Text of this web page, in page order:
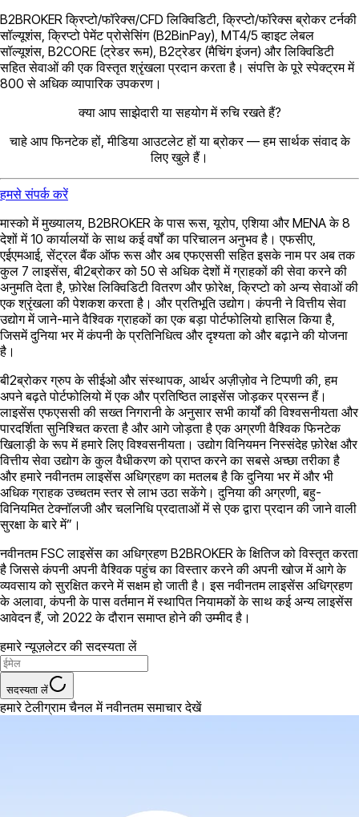
B2BROKER क्रिप्टो/फॉरेक्स/CFD लिक्विडिटी, क्रिप्टो/फॉरेक्स ब्रोकर टर्नकी
सॉल्यूशंस, क्रिप्टो पेमेंट प्रोसेसिंग (B2BinPay), MT4/5 व्हाइट लेबल
सॉल्यूशंस, B2CORE (ट्रेडर रूम), B2ट्रेडर (मैचिंग इंजन) और लिक्विडिटी
सहित सेवाओं की एक विस्तृत श्रृंखला प्रदान करता है। संपत्ति के पूरे स्पेक्ट्रम में
800 से अधिक व्यापारिक उपकरण।
क्या आप साझेदारी या सहयोग में रुचि रखते हैं?
चाहे आप फिनटेक हों, मीडिया आउटलेट हों या ब्रोकर — हम सार्थक संवाद के
लिए खुले हैं।
हमसे संपर्क करें
मास्को में मुख्यालय, B2BROKER के पास रूस, यूरोप, एशिया और MENA के 8
देशों में 10 कार्यालयों के साथ कई वर्षों का परिचालन अनुभव है। एफसीए,
एईएमआई, सेंट्रल बैंक ऑफ रूस और अब एफएससी सहित इसके नाम पर अब तक
कुल 7 लाइसेंस, बी2ब्रोकर को 50 से अधिक देशों में ग्राहकों की सेवा करने की
अनुमति देता है, फ़ोरेक्ष लिक्विडिटी वितरण और फ़ोरेक्ष, क्रिप्टो को अन्य सेवाओं की
एक श्रृंखला की पेशकश करता है। और प्रतिभूति उद्योग। कंपनी ने वित्तीय सेवा
उद्योग में जाने-माने वैश्विक ग्राहकों का एक बड़ा पोर्टफोलियो हासिल किया है,
जिसमें दुनिया भर में कंपनी के प्रतिनिधित्व और दृश्यता को और बढ़ाने की योजना
है।
बी2ब्रोकर ग्रुप के सीईओ और संस्थापक, आर्थर अज़ीज़ोव ने टिप्पणी की, हम
अपने बढ़ते पोर्टफोलियो में एक और प्रतिष्ठित लाइसेंस जोड़कर प्रसन्न हैं।
लाइसेंस एफएससी की सख्त निगरानी के अनुसार सभी कार्यों की विश्वसनीयता और
पारदर्शिता सुनिश्चित करता है और आगे जोड़ता है एक अग्रणी वैश्विक फिनटेक
खिलाड़ी के रूप में हमारे लिए विश्वसनीयता। उद्योग विनियमन निस्संदेह फ़ोरेक्ष और
वित्तीय सेवा उद्योग के कुल वैधीकरण को प्राप्त करने का सबसे अच्छा तरीका है
और हमारे नवीनतम लाइसेंस अधिग्रहण का मतलब है कि दुनिया भर में और भी
अधिक ग्राहक उच्चतम स्तर से लाभ उठा सकेंगे। दुनिया की अग्रणी, बहु-
विनियमित टेक्नॉलजी और चलनिधि प्रदाताओं में से एक द्वारा प्रदान की जाने वाली
सुरक्षा के बारे में”।
नवीनतम FSC लाइसेंस का अधिग्रहण B2BROKER के क्षितिज को विस्तृत करता
है जिससे कंपनी अपनी वैश्विक पहुंच का विस्तार करने की अपनी खोज में आगे के
व्यवसाय को सुरक्षित करने में सक्षम हो जाती है। इस नवीनतम लाइसेंस अधिग्रहण
के अलावा, कंपनी के पास वर्तमान में स्थापित नियामकों के साथ कई अन्य लाइसेंस
आवेदन हैं, जो 2022 के दौरान समाप्त होने की उम्मीद है।
हमारे न्यूज़लेटर की सदस्यता लें
सदस्यता लें
हमारे टेलीग्राम चैनल में नवीनतम समाचार देखें